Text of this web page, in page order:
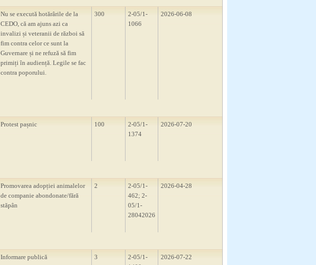
Nu se execută hotărârile de la
CEDO, că am ajuns azi ca
invalizi și veteranii de război să
fim contra celor ce sunt la
Guvernare și ne refuză să fim
primiți în audiență. Legile se fac
contra poporului.
300
2-05/1-
1066
2026-06-08
Protest pașnic 100
2-05/1-
1374
2026-07-20
Promovarea adopției animalelor
de companie abondonate/fără
stăpân
2
2-05/1-
462; 2-
05/1-
28042026
2026-04-28
Informare publică 3
2-05/1-
2026-07-22